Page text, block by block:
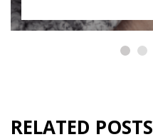
RELATED POSTS